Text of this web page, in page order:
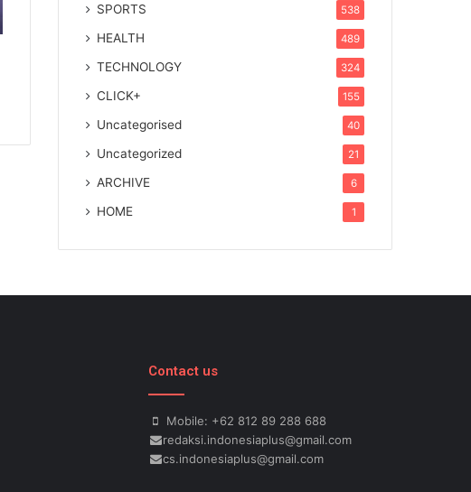
SPORTS 538
HEALTH 489
TECHNOLOGY 324
CLICK+ 155
Uncategorised 40
Uncategorized 21
ARCHIVE 6
HOME 1
Contact us
Mobile: +62 812 89 288 688
redaksi.indonesiaplus@gmail.com
cs.indonesiaplus@gmail.com